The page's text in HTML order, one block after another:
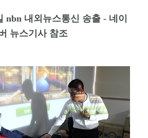
nbn 내외뉴스통신 송출 - 네이
뉴스기사 참조